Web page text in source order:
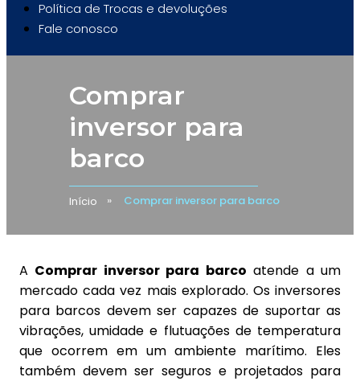
Política de Trocas e devoluções
Fale conosco
Comprar
inversor para
barco
Início Comprar inversor para barco
A Comprar inversor para barco atende a um
mercado cada vez mais explorado. Os inversores
para barcos devem ser capazes de suportar as
vibrações, umidade e flutuações de temperatura
que ocorrem em um ambiente marítimo. Eles
também devem ser seguros e projetados para